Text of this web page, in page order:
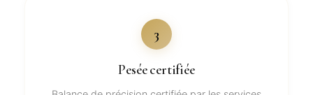
3
Pesée certifiée